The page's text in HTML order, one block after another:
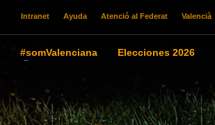
Intranet Ayuda Atenció al Federat Valencià
#somValenciana Elecciones 2026